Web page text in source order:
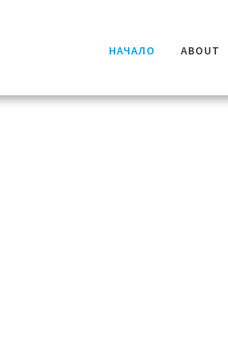
НАЧАЛО ABOUT